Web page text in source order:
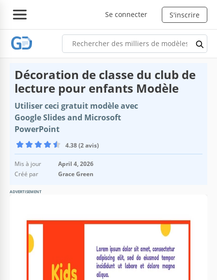
Se connecter S'inscrire
Décoration de classe du club de
lecture pour enfants Modèle
Utiliser ceci gratuit modèle avec
Google Slides and Microsoft
PowerPoint
4.38 (2 avis)
Mis à jour
April 4, 2026
Créé par
Grace Green
ADVERTISEMENT
Spécifications du modèle
Format
Google Slides
January 22, 2022
Dernière mise à jour
April 4, 2026